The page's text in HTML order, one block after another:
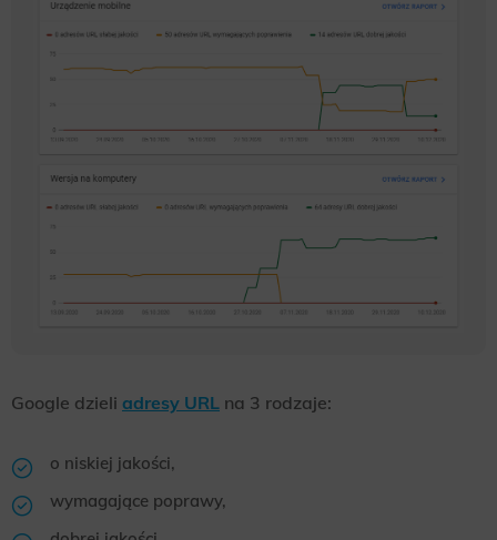
Google dzieli adresy URL na 3 rodzaje:
o niskiej jakości,
wymagające poprawy,